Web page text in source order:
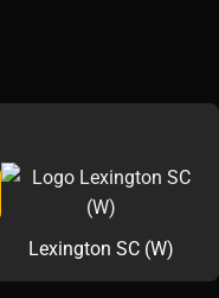
Lexington SC (W)